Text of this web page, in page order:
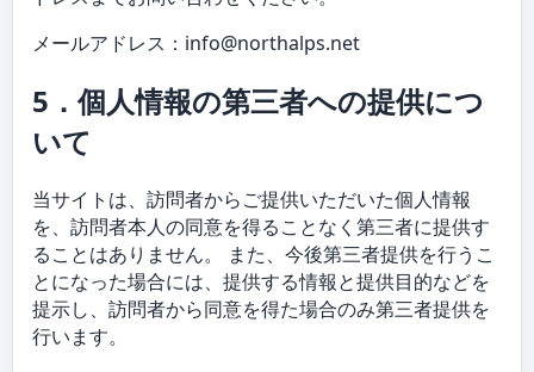
メールアドレス： info@northalps.net
5．個人情報の第三者への提供につ
いて
当サイトは、訪問者からご提供いただいた個人情報
を、訪問者本人の同意を得ることなく第三者に提供す
ることはありません。 また、今後第三者提供を行うこ
とになった場合には、提供する情報と提供目的などを
提示し、訪問者から同意を得た場合のみ第三者提供を
行います。